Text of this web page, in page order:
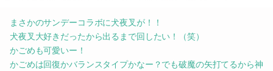
まさかのサンデーコラボに犬夜叉が！！
犬夜叉大好きだったから出るまで回したい！（笑）
かごめも可愛いー！
かごめは回復かバランスタイプかなー？でも破魔の矢打てるから神